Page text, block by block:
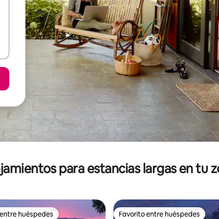
para estancias largas en tu
huéspedes Favorito entre huéspedes